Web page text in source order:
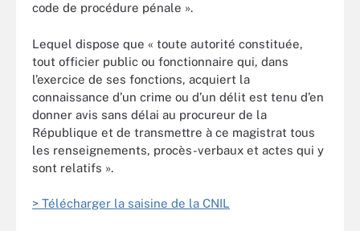
code de procédure pénale ».
Lequel dispose que « toute autorité constituée,
tout officier public ou fonctionnaire qui, dans
l’exercice de ses fonctions, acquiert la
connaissance d’un crime ou d’un délit est tenu d’en
donner avis sans délai au procureur de la
République et de transmettre à ce magistrat tous
les renseignements, procès-verbaux et actes qui y
sont relatifs ».
> Télécharger la saisine de la CNIL